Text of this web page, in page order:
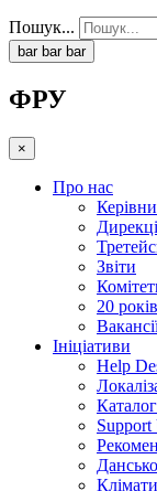
Пошук...
bar bar bar
ФРУ
×
Про нас
Звіти
20
Ініціативи
Help